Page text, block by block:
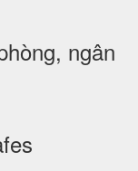
ngân